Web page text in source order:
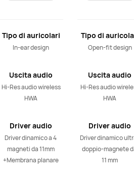
Tipo di auricolari
In-ear design
Uscita audio
Hi-Res audio wireless
HWA
Driver audio
Driver dinamico a 4
magneti da 11mm
+Membrana planare
Tipo di
Open-fit design
Uscita audio
Hi-Res audio
HWA
Driver audio
Driver dinamico
doppio-magnete
11 mm